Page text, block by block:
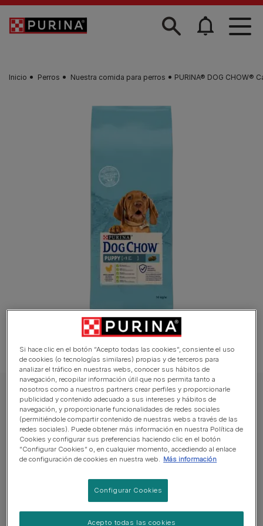
Skip to main content
Inicio Perros Nuestra comida para perros PURINA® DOG CHOW®
DOG CHOW Perro Pienso
PURINA® DOG CHOW® Cachorro con Pollo
Sin reseñas aún
Ayuda a tu perro a vivir saludable y feliz.
NUTRICIÓN ADAPTADA.
Si hace clic en el botón “Acepto todas las cookies”, consiente el uso
de cookies (o tecnologías similares) propias y de terceros para
analizar el tráfico en nuestras webs, conocer sus hábitos de
navegación, recopilar información útil que nos permita tanto a
nosotros como a nuestros partners crear perfiles y proporcionarle
publicidad y contenido adecuado a sus intereses y hábitos de
navegación, y proporcionarle funcionalidades de redes sociales
(permitiéndole compartir contenido de nuestras webs a través de las
redes sociales). Puede obtener más información en nuestra Política de
Cookies y configurar sus preferencias haciendo clic en el botón
“Configurar Cookies” o, en cualquier momento, accediendo al enlace
de configuración de cookies en nuestra web.
Más información
Configurar Cookies
Acepto todas las cookies